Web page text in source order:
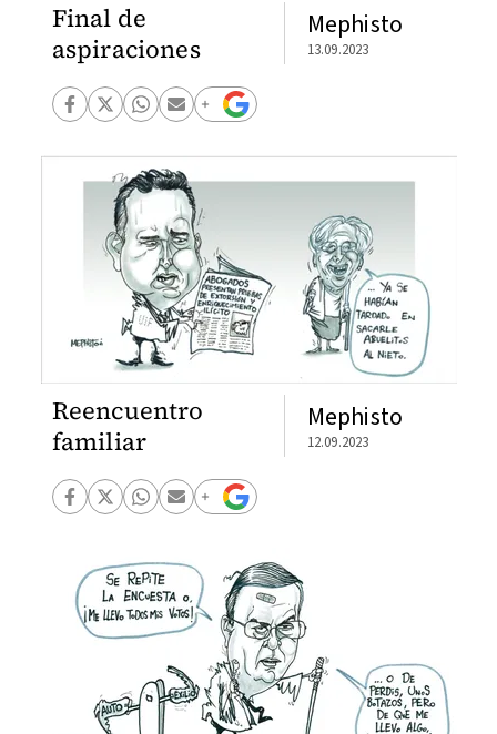
Final de
aspiraciones
Mephisto
13.09.2023
Reencuentro
familiar
Mephisto
12.09.2023